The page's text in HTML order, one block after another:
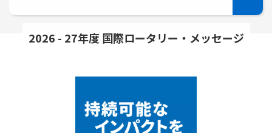
2026 - 27年度 国際ロータリー・メッセージ